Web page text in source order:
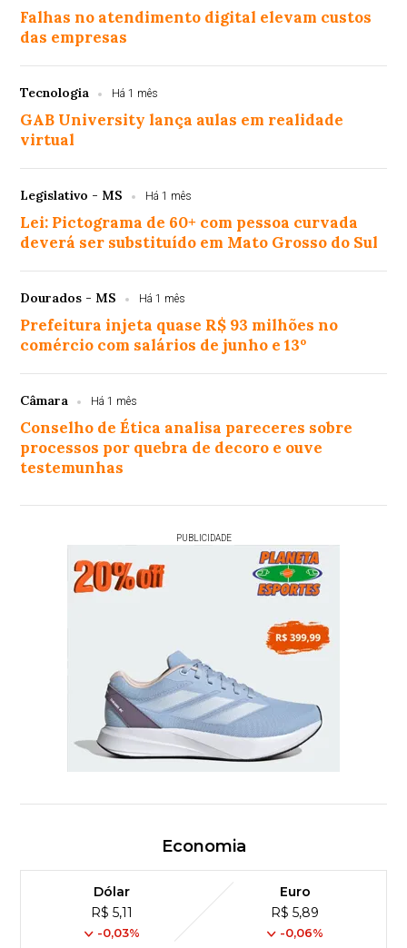
Falhas no atendimento digital elevam custos
das empresas
Tecnologia Há 1 mês
GAB University lança aulas em realidade
virtual
Legislativo - MS Há 1 mês
Lei: Pictograma de 60+ com pessoa curvada
deverá ser substituído em Mato Grosso do Sul
Dourados - MS Há 1 mês
Prefeitura injeta quase R$ 93 milhões no
comércio com salários de junho e 13º
Câmara Há 1 mês
Conselho de Ética analisa pareceres sobre
processos por quebra de decoro e ouve
testemunhas
PUBLICIDADE
Economia
Dólar
R$ 5,11
-0,03%
Euro
R$ 5,89
-0,06%